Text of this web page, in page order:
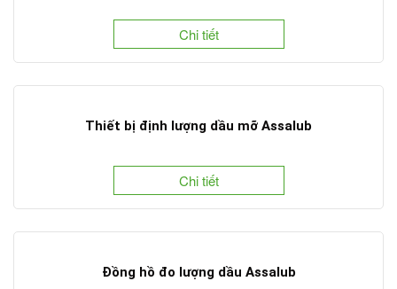
Chi tiết
Thiết bị định lượng dầu mỡ Assalub
Chi tiết
Đồng hồ đo lượng dầu Assalub